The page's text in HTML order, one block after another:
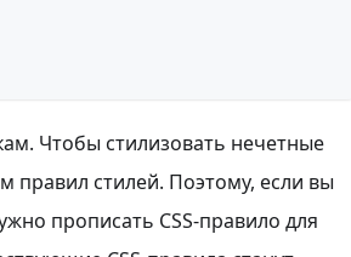
Чтобы стилизовать нечетные
правил стилей. Поэтому, если вы
прописать CSS-правило для